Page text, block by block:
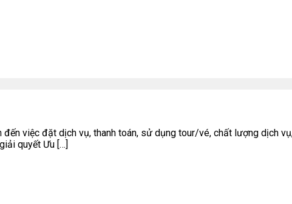
việc đặt dịch vụ, thanh toán, sử dụng tour/vé, chất lượng dịch
quyết Ưu […]